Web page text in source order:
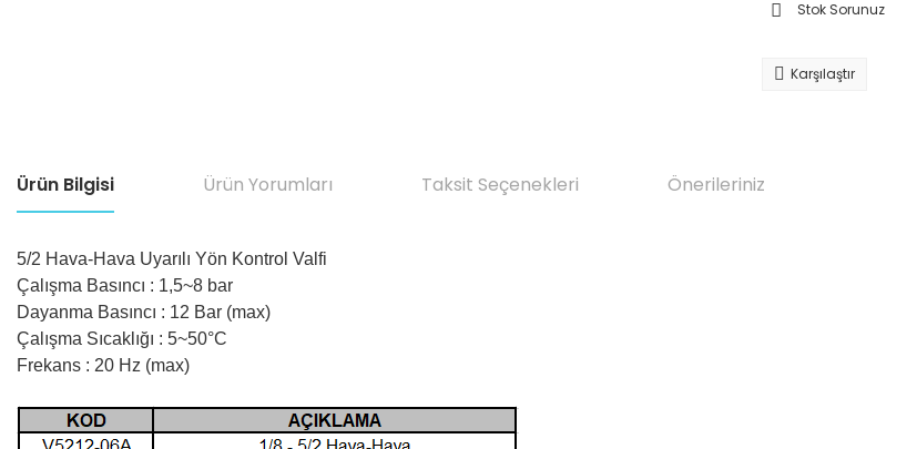
Stok Sorunuz
Karşılaştır
Ürün Bilgisi Ürün Yorumları Taksit Seçenekleri Önerileriniz
5/2 Hava-Hava Uyarılı Yön Kontrol Valfi
Çalışma Basıncı : 1,5~8 bar
Dayanma Basıncı : 12 Bar (max)
Çalışma Sıcaklığı : 5~50°C
Frekans : 20 Hz (max)